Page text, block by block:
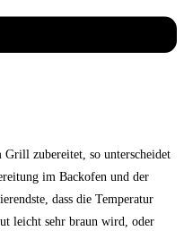
Grill zubereitet, so unterscheidet
im Backofen und der
dass die Temperatur
leicht sehr braun wird, oder